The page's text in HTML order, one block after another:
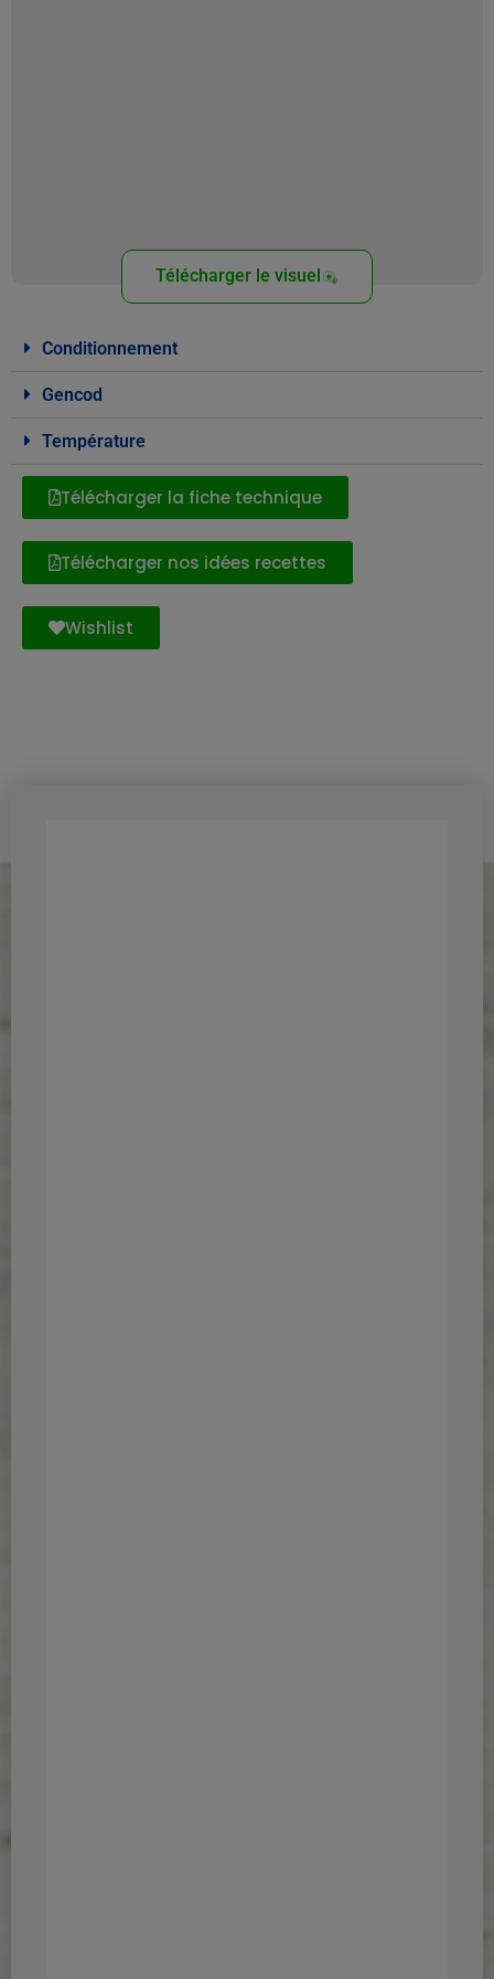
Télécharger le visuel
Conditionnement
Gencod
Température
Télécharger la fiche technique
Télécharger nos idées recettes
Wishlist